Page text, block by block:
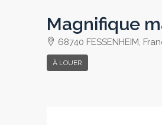
Magnifique
68740 FESSENHEIM,
À LOUER